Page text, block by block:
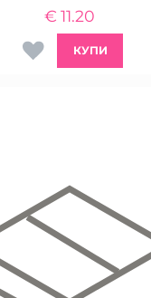
11.20
€
КУПИ